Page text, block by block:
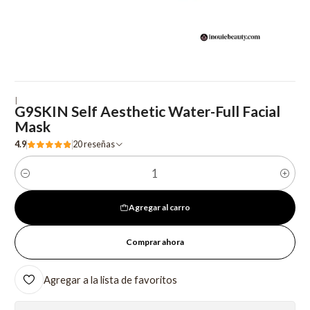
|
G9SKIN Self Aesthetic Water-Full Facial
Mask
4.9 20 reseñas
Cantidad
Agregar al carro
Comprar ahora
Agregar a la lista de favoritos